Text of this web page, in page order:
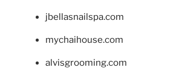
jbellasnailspa.com
mychaihouse.com
alvisgrooming.com